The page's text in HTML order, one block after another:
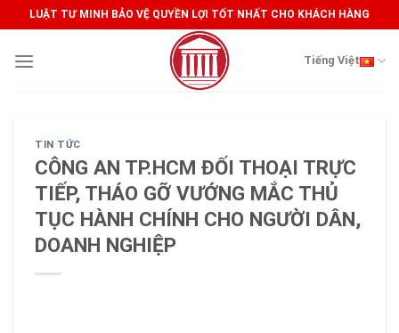
to
content
LUẬT TƯ MINH BẢO VỆ QUYỀN LỢI TỐT NHẤT CHO KHÁCH HÀNG
Tiếng Việt
TIN TỨC
CÔNG AN TP.HCM ĐỐI THOẠI TRỰC
TIẾP, THÁO GỠ VƯỚNG MẮC THỦ
TỤC HÀNH CHÍNH CHO NGƯỜI DÂN,
DOANH NGHIỆP